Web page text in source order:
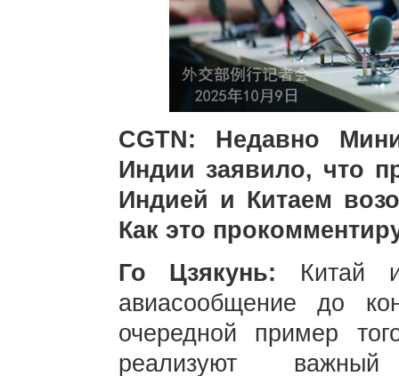
CGTN: Недавно
Индии заявило, что
Индией и Китаем
Как это
Го Цзякунь: Китай
авиасообщение до
очередной пример
реализуют важный